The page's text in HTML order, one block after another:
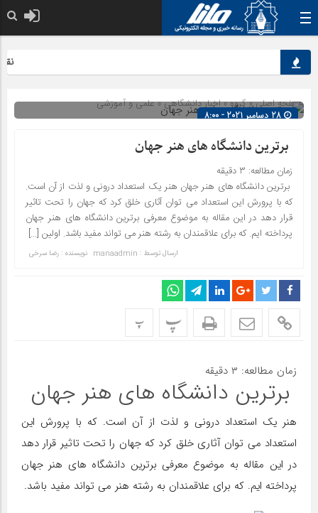
صفحه اصلی» گروه »اخبار دانشگاهی»علمی و آموزشی
28 دسامبر 2021 - 8:00
شناسه : 1864
برترین دانشگاه های هنر جهان
زمان مطالعه: ۳ دقیقه
برترین دانشگاه های هنر جهان هنر یک استعداد درونی و لذت از آن است.
که با پرورش این استعداد می توان آثاری خلق کرد که جهان را تحت تاثیر
قرار دهد در این مقاله به موضوع معرفی برترین دانشگاه های هنر جهان
پرداخته ایم. که برای علاقمندان به رشته هنر می تواند مفید باشد. اولین […]
ارسال توسط : manaadmin نویسنده : رضا سرخی
پ پ
زمان مطالعه: ۳ دقیقه
برترین دانشگاه های هنر جهان
هنر یک استعداد درونی و لذت از آن است. که با پرورش این
استعداد می توان آثاری خلق کرد که جهان را تحت تاثیر قرار دهد
در این مقاله به موضوع معرفی برترین دانشگاه های هنر جهان
پرداخته ایم. که برای علاقمندان به رشته هنر می تواند مفید باشد.